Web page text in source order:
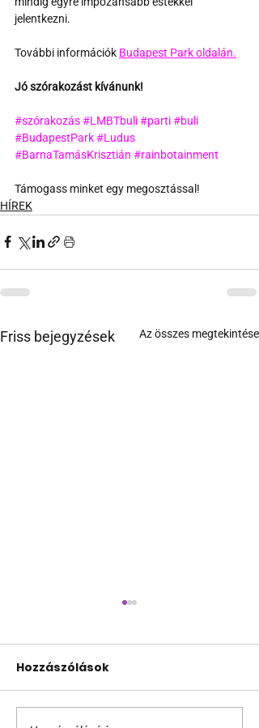
jelentkezni.
További információk Budapest Park oldalán.
Jó szórakozást kívánunk!
#szórakozás#LMBTbuli#parti#buli
#BudapestPark#Ludus
#BarnaTamásKrisztián #rainbotainment
Támogass minket egy megosztással!
HÍREK
Friss bejegyzések Az összes megtekintése
Hozzászólások